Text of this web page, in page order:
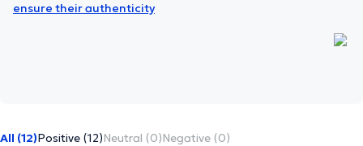
ensure their authenticity
All (12)Positive (12)Neutral (0)Negative (0)